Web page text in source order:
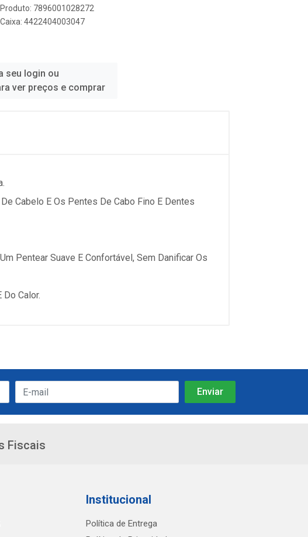
7896001028272
4422404003047
seu login ou
ver preços e comprar
Cabelo E Os Pentes De Cabo Fino E Dentes
Pentear Suave E Confortável, Sem Danificar Os
Calor.
Fiscais
Institucional
Política de Entrega